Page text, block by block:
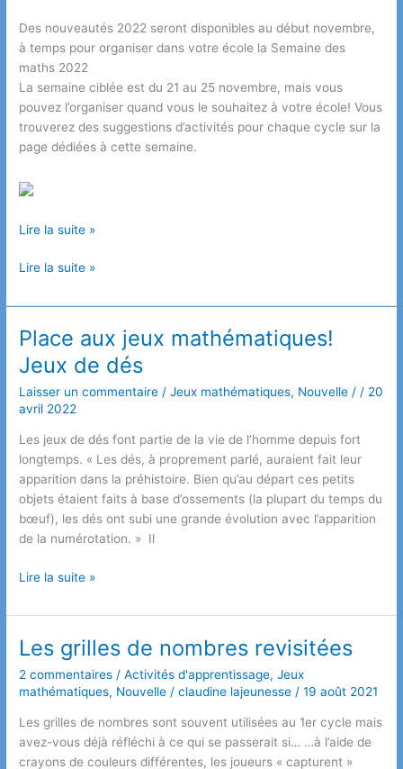
Des nouveautés 2022 seront disponibles au début novembre,
à temps pour organiser dans votre école la Semaine des
maths 2022
La semaine ciblée est du 21 au 25 novembre, mais vous
pouvez l’organiser quand vous le souhaitez à votre école! Vous
trouverez des suggestions d’activités pour chaque cycle sur la
page dédiées à cette semaine.
Lire la suite »
Découvrez
magie
maths
Lire la suite »
Place aux jeux mathématiques!
Jeux de dés
Laisser un commentaire /Jeux mathématiques, Nouvelle / / 20
avril 2022
Les jeux de dés font partie de la vie de l’homme depuis fort
longtemps. « Les dés, à proprement parlé, auraient fait leur
apparition dans la préhistoire. Bien qu’au départ ces petits
objets étaient faits à base d’ossements (la plupart du temps du
bœuf), les dés ont subi une grande évolution avec l’apparition
de la numérotation. » Il
Place
jeux
Jeux
de
dés
Lire la suite »
Les grilles de nombres revisitées
2 commentaires /Activités d'apprentissage,Jeux
mathématiques, Nouvelle /claudine lajeunesse /19 août 2021
Les grilles de nombres sont souvent utilisées au 1er cycle mais
avez-vous déjà réfléchi à ce qui se passerait si… …à l’aide de
crayons de couleurs différentes, les joueurs « capturent »